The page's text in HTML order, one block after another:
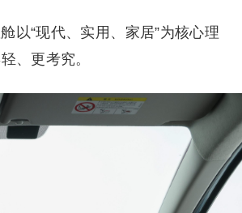
以“现代、实用、家居”为核心理
、更考究。